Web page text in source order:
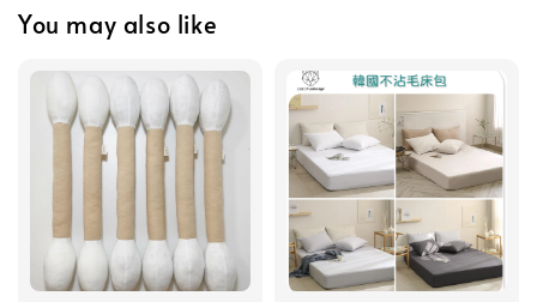
You may also like